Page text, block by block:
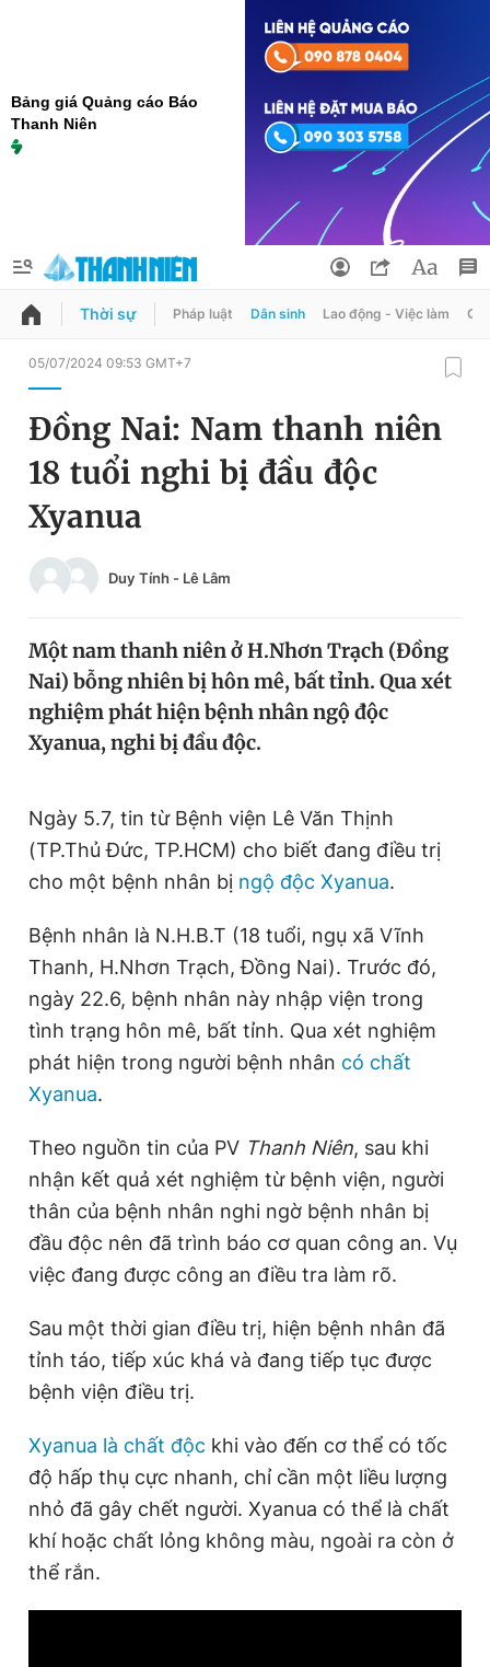
Bảng giá Quảng cáo Báo
Thanh Niên
QUẢNG CÁO
Chuyên mục
Chuyên mục khác
Chào ngày mới
Video Magazine
Tiện ích Bạn cần biết
Thông tin tòa soạn Liên hệ quảng cáo
Đọc Thanh Niên trên điện thoại
Theo dõi báo trên
Hotline
0906 645 777
Liên hệ quảng cáo
0908 780 404
Đặt báo Quảng cáo RSS Tòa soạn Chính sách bảo
Tổng biên tập: Nguyễn Ngọc Toàn
Phó tổng biên tập thường trực: Hải Thành
Phó tổng biên tập: Trần Việt Hưng
Tổng thư ký tòa soạn: Đức Trung
Giấy phép xuất bản số 110/GP - BTTTT cấp ngày 24.3.2020
© 2003-2026 Bản quyền thuộc về Báo Thanh Niên. Cấm sao
chép dưới mọi hình thức nếu không có sự chấp thuận bằng văn
bản. Phát triển bởi ePi Technologies, JSC.
Đổi mật khẩu
Tin đã lưu
Đăng xuất
Thời sự Pháp luật Dân sinh Lao động - Việc làm
05/07/2024 09:53 GMT+7
Đồng Nai: Nam thanh niên
18 tuổi nghi bị đầu độc
Xyanua
Duy Tính - Lê Lâm
Một nam thanh niên ở H.Nhơn Trạch (Đồng
Nai) bỗng nhiên bị hôn mê, bất tỉnh. Qua xét
nghiệm phát hiện bệnh nhân ngộ độc
Xyanua, nghi bị đầu độc.
Ngày 5.7, tin từ Bệnh viện Lê Văn Thịnh
(TP.Thủ Đức, TP.HCM) cho biết đang điều trị
cho một bệnh nhân bị ngộ độc Xyanua.
Bệnh nhân là N.H.B.T (18 tuổi, ngụ xã Vĩnh
Thanh, H.Nhơn Trạch, Đồng Nai). Trước đó,
ngày 22.6, bệnh nhân này nhập viện trong
tình trạng hôn mê, bất tỉnh. Qua xét nghiệm
phát hiện trong người bệnh nhân có chất
Xyanua.
Theo nguồn tin của PV Thanh Niên, sau khi
nhận kết quả xét nghiệm từ bệnh viện, người
thân của bệnh nhân nghi ngờ bệnh nhân bị
đầu độc nên đã trình báo cơ quan công an. Vụ
việc đang được công an điều tra làm rõ.
Sau một thời gian điều trị, hiện bệnh nhân đã
tỉnh táo, tiếp xúc khá và đang tiếp tục được
bệnh viện điều trị.
Xyanua là chất độc khi vào đến cơ thể có tốc
độ hấp thụ cực nhanh, chỉ cần một liều lượng
nhỏ đã gây chết người. Xyanua có thể là chất
khí hoặc chất lỏng không màu, ngoài ra còn ở
thể rắn.